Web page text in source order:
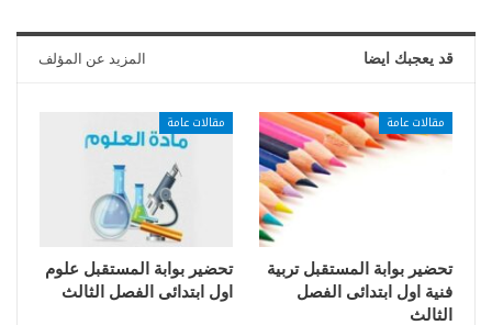
قد يعجبك ايضا المزيد عن المؤلف
مقالات عامة
تحضير بوابة المستقبل تربية
فنية اول ابتدائى الفصل
الثالث
مقالات عامة
تحضير بوابة المستقبل علوم
اول ابتدائى الفصل الثالث